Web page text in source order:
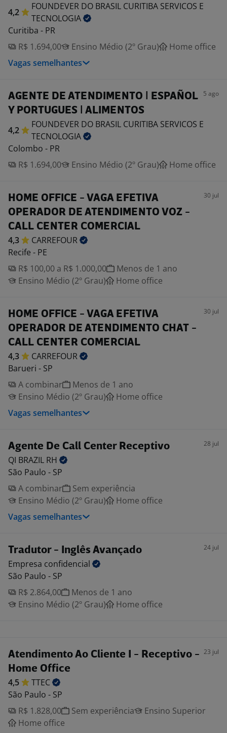
4,2
FOUNDEVER DO BRASIL CURITIBA SERVICOS E
TECNOLOGIA
Curitiba - PR
R$ 1.694,00
Ensino Médio (2º Grau)
Home office
Vagas semelhantes
AGENTE DE ATENDIMENTO | ESPAÑOL
Y PORTUGUES | ALIMENTOS
5 ago
4,2
FOUNDEVER DO BRASIL CURITIBA SERVICOS E
TECNOLOGIA
Colombo - PR
R$ 1.694,00
Ensino Médio (2º Grau) Home office
HOME OFFICE - VAGA EFETIVA
OPERADOR DE ATENDIMENTO VOZ -
CALL CENTER COMERCIAL
30 jul
4,3
CARREFOUR
Recife - PE
R$ 100,00 a R$ 1.000,00
Menos de 1 ano
Ensino Médio (2º Grau)
Home office
HOME OFFICE - VAGA EFETIVA
OPERADOR DE ATENDIMENTO CHAT -
CALL CENTER COMERCIAL
30 jul
4,3
CARREFOUR
Barueri - SP
A combinar
Menos de 1 ano
Ensino Médio (2º Grau)
Home office
Vagas semelhantes
Agente De Call Center Receptivo 28 jul
QI BRAZIL RH
São Paulo - SP
A combinar
Sem experiência
Ensino Médio (2º Grau)
Home office
Vagas semelhantes
Tradutor - Inglês Avançado 24 jul
Empresa confidencial
São Paulo - SP
R$ 2.864,00
Menos de 1 ano
Ensino Médio (2º Grau)
Home office
Atendimento Ao Cliente I - Receptivo -
Home Office
23 jul
4,5
TTEC
São Paulo - SP
R$ 1.828,00
Sem experiência
Ensino Superior
Home office